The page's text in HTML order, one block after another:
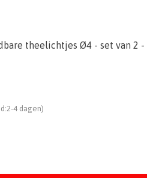
theelichtjes Ø4 - set van 2 -
product is
4 dagen)